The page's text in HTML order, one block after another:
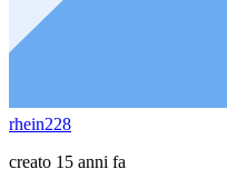
rhein228
creato 15 anni fa